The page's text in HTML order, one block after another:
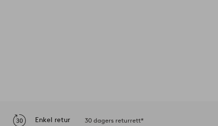
Enkel retur 30 dagers returrett*